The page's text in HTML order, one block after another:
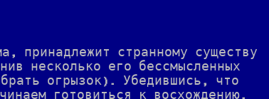
принадлежит странному существу
несколько его бессмысленных
огрызок). Убедившись, что
готовиться к восхождению.